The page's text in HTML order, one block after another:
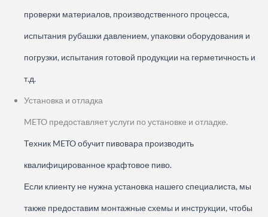
проверки материалов, производственного процесса,
испытания рубашки давлением, упаковки оборудования и
погрузки, испытания готовой продукции на герметичность и
т.д.
Установка и отладка
METO предоставляет услуги по установке и отладке.
Техник METO обучит пивовара производить
квалифицированное крафтовое пиво.
Если клиенту не нужна установка нашего специалиста, мы
также предоставим монтажные схемы и инструкции, чтобы